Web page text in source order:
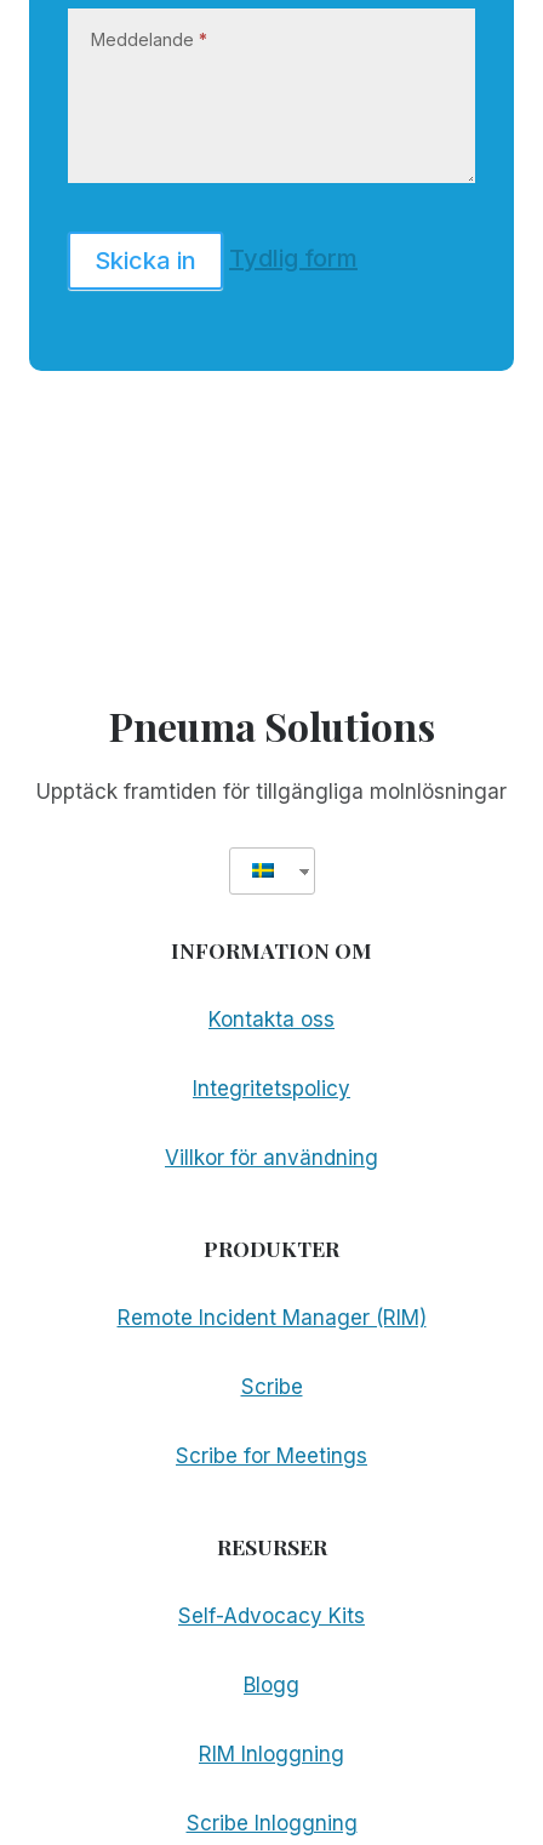
Meddelande *
Skicka in Tydlig form
Pneuma Solutions
Upptäck framtiden för tillgängliga molnlösningar
INFORMATION OM
Kontakta oss
Integritetspolicy
Villkor för användning
PRODUKTER
Remote Incident Manager (RIM)
Scribe
Scribe for Meetings
RESURSER
Self-Advocacy Kits
Blogg
RIM Inloggning
Scribe Inloggning